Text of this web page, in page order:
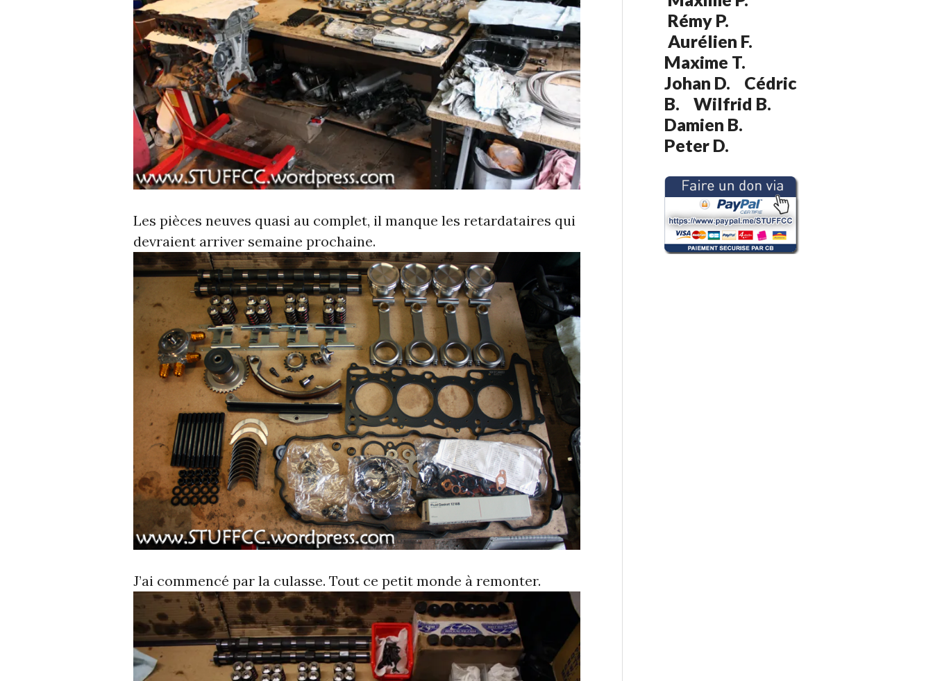
Les pièces neuves quasi au complet, il manque les retardataires qui
devraient arriver semaine prochaine.
J’ai commencé par la culasse. Tout ce petit monde à remonter.
Rémy P.
Aurélien F.
Maxime T.
Johan D. Cédric
B. Wilfrid B.
Damien B.
Peter D.